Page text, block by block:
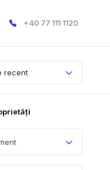
+40 77 111 1120
recent